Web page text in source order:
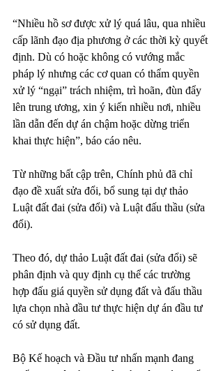
“Nhiều hồ sơ được xử lý quá lâu, qua nhiều
cấp lãnh đạo địa phương ở các thời kỳ quyết
định. Dù có hoặc không có vướng mắc
pháp lý nhưng các cơ quan có thẩm quyền
xử lý “ngại” trách nhiệm, trì hoãn, đùn đẩy
lên trung ương, xin ý kiến nhiều nơi, nhiều
lần dẫn đến dự án chậm hoặc dừng triển
khai thực hiện”, báo cáo nêu.
Từ những bất cập trên, Chính phủ đã chỉ
đạo đề xuất sửa đổi, bổ sung tại dự thảo
Luật đất đai (sửa đổi) và Luật đấu thầu (sửa
đổi).
Theo đó, dự thảo Luật đất đai (sửa đổi) sẽ
phân định và quy định cụ thể các trường
hợp đấu giá quyền sử dụng đất và đấu thầu
lựa chọn nhà đầu tư thực hiện dự án đầu tư
có sử dụng đất.
Bộ Kế hoạch và Đầu tư nhấn mạnh đang